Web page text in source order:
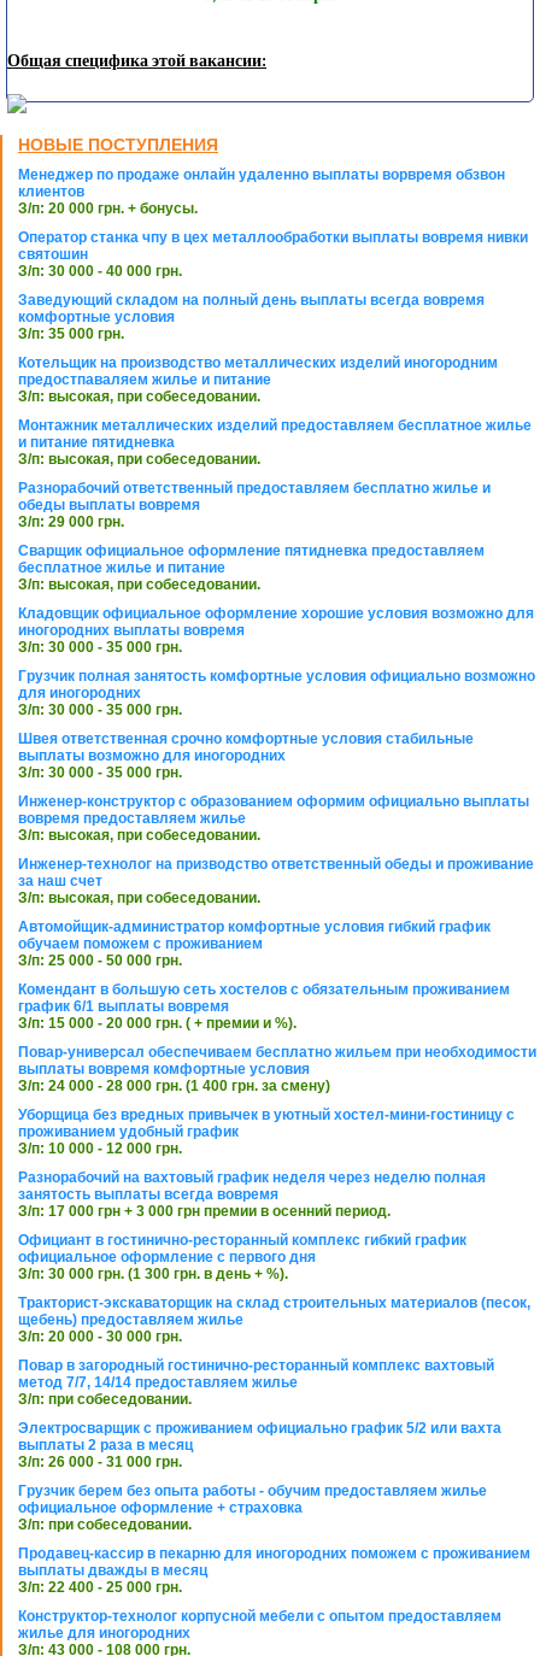
Общая специфика этой вакансии:
НОВЫЕ ПОСТУПЛЕНИЯ
Менеджер по продаже онлайн удаленно выплаты ворвремя обзвон
клиентов
З/п: 20 000 грн. + бонусы.
Оператор станка чпу в цех металлообработки выплаты вовремя нивки
святошин
З/п: 30 000 - 40 000 грн.
Заведующий складом на полный день выплаты всегда вовремя
комфортные условия
З/п: 35 000 грн.
Котельщик на производство металлических изделий иногородним
предостпаваляем жилье и питание
З/п: высокая, при собеседовании.
Монтажник металлических изделий предоставляем бесплатное жилье
и питание пятидневка
З/п: высокая, при собеседовании.
Разнорабочий ответственный предоставляем бесплатно жилье и
обеды выплаты вовремя
З/п: 29 000 грн.
Сварщик официальное оформление пятидневка предоставляем
бесплатное жилье и питание
З/п: высокая, при собеседовании.
Кладовщик официальное оформление хорошие условия возможно для
иногородних выплаты вовремя
З/п: 30 000 - 35 000 грн.
Грузчик полная занятость комфортные условия официально возможно
для иногородних
З/п: 30 000 - 35 000 грн.
Швея ответственная срочно комфортные условия стабильные
выплаты возможно для иногородних
З/п: 30 000 - 35 000 грн.
Инженер-конструктор с образованием оформим официально выплаты
вовремя предоставляем жилье
З/п: высокая, при собеседовании.
Инженер-технолог на призводство ответственный обеды и проживание
за наш счет
З/п: высокая, при собеседовании.
Автомойщик-администратор комфортные условия гибкий график
обучаем поможем с проживанием
З/п: 25 000 - 50 000 грн.
Комендант в большую сеть хостелов с обязательным проживанием
график 6/1 выплаты вовремя
З/п: 15 000 - 20 000 грн. ( + премии и %).
Повар-универсал обеспечиваем бесплатно жильем при необходимости
выплаты вовремя комфортные условия
З/п: 24 000 - 28 000 грн. (1 400 грн. за смену)
Уборщица без вредных привычек в уютный хостел-мини-гостиницу с
проживанием удобный график
З/п: 10 000 - 12 000 грн.
Разнорабочий на вахтовый график неделя через неделю полная
занятость выплаты всегда вовремя
З/п: 17 000 грн + 3 000 грн премии в осенний период.
Официант в гостинично-ресторанный комплекс гибкий график
официальное оформление с первого дня
З/п: 30 000 грн. (1 300 грн. в день + %).
Тракторист-экскаваторщик на склад строительных материалов (песок,
щебень) предоставляем жилье
З/п: 20 000 - 30 000 грн.
Повар в загородный гостинично-ресторанный комплекс вахтовый
метод 7/7, 14/14 предоставляем жилье
З/п: при собеседовании.
Электросварщик с проживанием официально график 5/2 или вахта
выплаты 2 раза в месяц
З/п: 26 000 - 31 000 грн.
Грузчик берем без опыта работы - обучим предоставляем жилье
официальное оформление + страховка
З/п: при собеседовании.
Продавец-кассир в пекарню для иногородних поможем с проживанием
выплаты дважды в месяц
З/п: 22 400 - 25 000 грн.
Конструктор-технолог корпусной мебели с опытом предоставляем
жилье для иногородних
З/п: 43 000 - 108 000 грн.